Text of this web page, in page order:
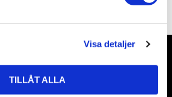
Visa detaljer
TILLÅT ALLA